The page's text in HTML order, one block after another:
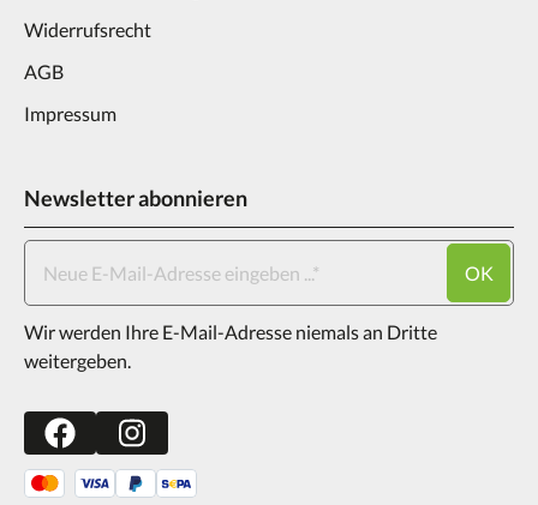
Widerrufsrecht
AGB
Impressum
Newsletter abonnieren
OK
Wir werden Ihre E-Mail-Adresse niemals an Dritte
weitergeben.